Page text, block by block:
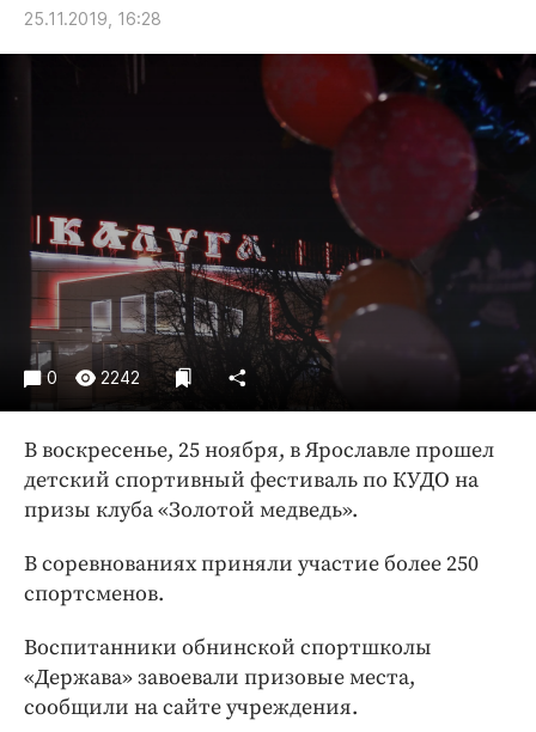
Авто и транспорт
Благоустройство
Криминал
Общество
Погода
Праздники
Происшествия
Спорт
Экономика и бизнес
ПРОЕКТЫ
Блоги
Медиаперсона
Клиника года
Бренд года
Работодатель года
25.11.2019, 16:28
0 2242
В воскресенье, 25 ноября, в Ярославле прошел
детский спортивный фестиваль по КУДО на
призы клуба «Золотой медведь».
В соревнованиях приняли участие более 250
спортсменов.
Воспитанники обнинской спортшколы
«Держава» завоевали призовые места,
сообщили на сайте учреждения.